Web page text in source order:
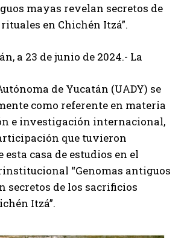
mayas revelan secretos de
en Chichén Itzá”.
a 23 de junio de 2024.- La
de Yucatán (UADY) se
como referente en materia
e investigación internacional,
que tuvieron
esta casa de estudios en el
“Genomas antiguos
secretos de los sacrificios
Itzá”.